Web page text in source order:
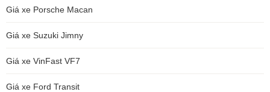
Giá xe Porsche Macan
Giá xe Suzuki Jimny
Giá xe VinFast VF7
Giá xe Ford Transit